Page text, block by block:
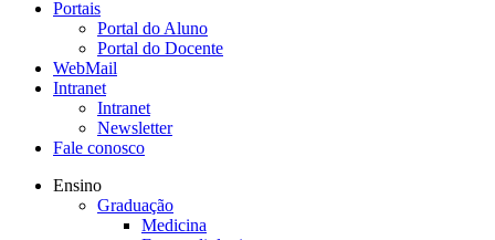
Portais
Portal do Aluno
Portal do Docente
WebMail
Intranet
Intranet
Newsletter
Fale conosco
Ensino
Graduação
Medicina